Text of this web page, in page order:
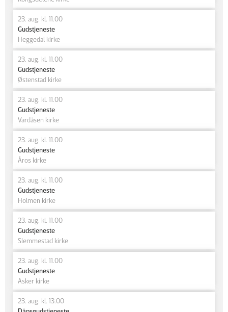
23. aug. kl. 11.00
Gudstjeneste
Heggedal kirke
23. aug. kl. 11.00
Gudstjeneste
Østenstad kirke
23. aug. kl. 11.00
Gudstjeneste
Vardåsen kirke
23. aug. kl. 11.00
Gudstjeneste
Åros kirke
23. aug. kl. 11.00
Gudstjeneste
Holmen kirke
23. aug. kl. 11.00
Gudstjeneste
Slemmestad kirke
23. aug. kl. 11.00
Gudstjeneste
Asker kirke
23. aug. kl. 13.00